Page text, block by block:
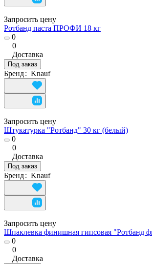
Запросить цену
Ротбанд паста ПРОФИ 18 кг
0
0
Доставка
Под заказ
Бренд: Knauf
Запросить цену
Штукатурка "Ротбанд" 30 кг (белый)
0
0
Доставка
Под заказ
Бренд: Knauf
Запросить цену
Шпаклевка финишная гипсовая "Ротбанд
0
0
Доставка